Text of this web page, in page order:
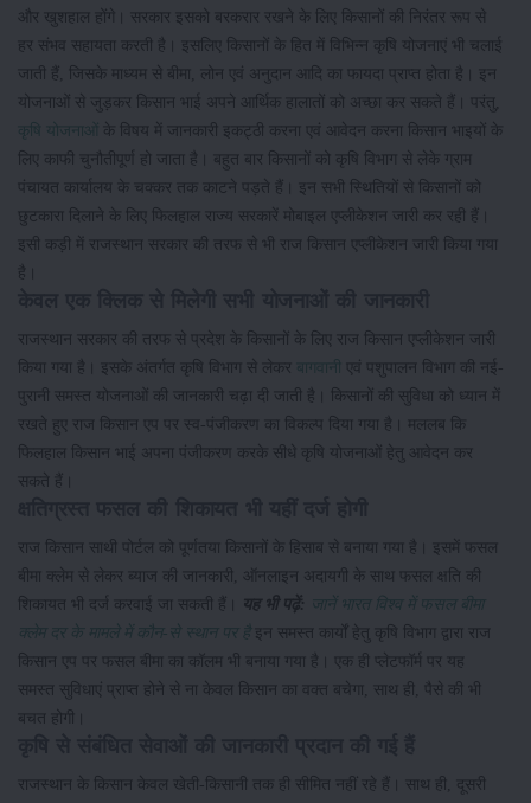
और खुशहाल होंगे। सरकार इसको बरकरार रखने के लिए किसानों की निरंतर रूप से
हर संभव सहायता करती है। इसलिए किसानों के हित में विभिन्न कृषि योजनाएं भी चलाई
जाती हैं, जिसके माध्यम से बीमा, लोन एवं अनुदान आदि का फायदा प्राप्त होता है। इन
योजनाओं से जुड़कर किसान भाई अपने आर्थिक हालातों को अच्छा कर सकते हैं। परंतु,
कृषि योजनाओं
के विषय में जानकारी इकट्ठी करना एवं आवेदन करना किसान भाइयों के
लिए काफी चुनौतीपूर्ण हो जाता है। बहुत बार किसानों को कृषि विभाग से लेके ग्राम
पंचायत कार्यालय के चक्कर तक काटने पड़ते हैं। इन सभी स्थितियों से किसानों को
छुटकारा दिलाने के लिए फिलहाल राज्य सरकारें मोबाइल एप्लीकेशन जारी कर रही हैं।
इसी कड़ी में राजस्थान सरकार की तरफ से भी राज किसान एप्लीकेशन जारी किया गया
है।
राजस्थान सरकार की तरफ से प्रदेश के किसानों के लिए राज किसान एप्लीकेशन जारी
किया गया है। इसके अंतर्गत कृषि विभाग से लेकर
बागवानी
एवं पशुपालन विभाग की नई-
पुरानी समस्त योजनाओं की जानकारी चढ़ा दी जाती है। किसानों की सुविधा को ध्यान में
रखते हुए राज किसान एप पर स्व-पंजीकरण का विकल्प दिया गया है। मललब कि
फिलहाल किसान भाई अपना पंजीकरण करके सीधे कृषि योजनाओं हेतु आवेदन कर
सकते हैं।
राज किसान साथी पोर्टल को पूर्णतया किसानों के हिसाब से बनाया गया है। इसमें फसल
बीमा क्लेम से लेकर ब्याज की जानकारी, ऑनलाइन अदायगी के साथ फसल क्षति की
शिकायत भी दर्ज करवाई जा सकती हैं।
यह भी पढ़ें:
जानें भारत विश्व में फसल बीमा
क्लेम दर के मामले में कौन-से स्थान पर हैइन समस्त कार्यों हेतु कृषि विभाग द्वारा राज
किसान एप पर फसल बीमा का कॉलम भी बनाया गया है। एक ही प्लेटफॉर्म पर यह
समस्त सुविधाएं प्राप्त होने से ना केवल किसान का वक्त बचेगा, साथ ही, पैसे की भी
बचत होगी।
राजस्थान के किसान केवल खेती-किसानी तक ही सीमित नहीं रहे हैं। साथ ही, दूसरी